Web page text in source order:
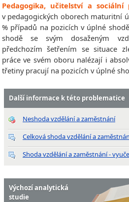
Pedagogika, učitelství a sociální
v pedagogických oborech maturitní
% případů na pozicích v úplné
shodě se svým dosaženým
předchozím šetřením se situace
práce ve svém oboru nalézají i
třetiny pracují na pozicích v úplné
Další informace k této problematice
Neshoda vzdělání a zaměstnání
Celková shoda vzdělání a
Shoda vzdělání a zaměstnání -
Výchozí analytická
studie